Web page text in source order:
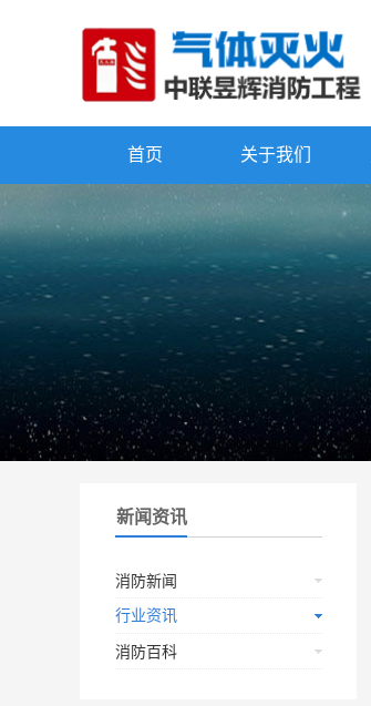
首页 关于我们
新闻资讯
消防新闻
行业资讯
消防百科